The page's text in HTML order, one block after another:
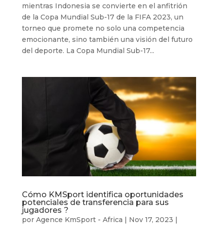
mientras Indonesia se convierte en el anfitrión
de la Copa Mundial Sub-17 de la FIFA 2023, un
torneo que promete no solo una competencia
emocionante, sino también una visión del futuro
del deporte. La Copa Mundial Sub-17...
Cómo KMSport identifica oportunidades
potenciales de transferencia para sus
jugadores ?
por Agence KmSport - Africa Nov 17, 2023